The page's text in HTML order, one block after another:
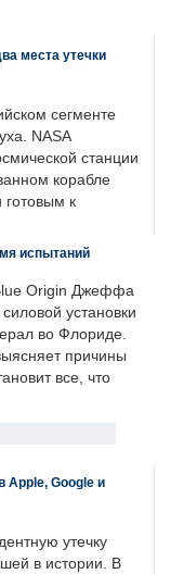
места утечки
сегменте
NASA
станции
корабле
к
испытаний
Origin Джеффа
установки
во Флориде.
причины
все, что
Apple, Google и
утечку
в истории. В